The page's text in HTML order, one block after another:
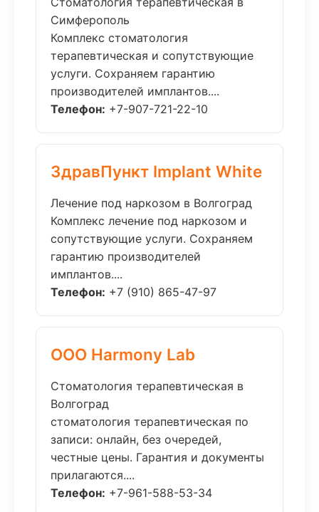
Симферополь
Комплекс стоматология
терапевтическая и сопутствующие
услуги. Сохраняем гарантию
производителей имплантов....
Телефон: +7-907-721-22-10
ЗдравПункт Implant White
Лечение под наркозом в Волгоград
Комплекс лечение под наркозом и
сопутствующие услуги. Сохраняем
гарантию производителей
имплантов....
Телефон: +7 (910) 865-47-97
ООО Harmony Lab
Стоматология терапевтическая в
Волгоград
стоматология терапевтическая по
записи: онлайн, без очередей,
честные цены. Гарантия и документы
прилагаются....
Телефон: +7-961-588-53-34